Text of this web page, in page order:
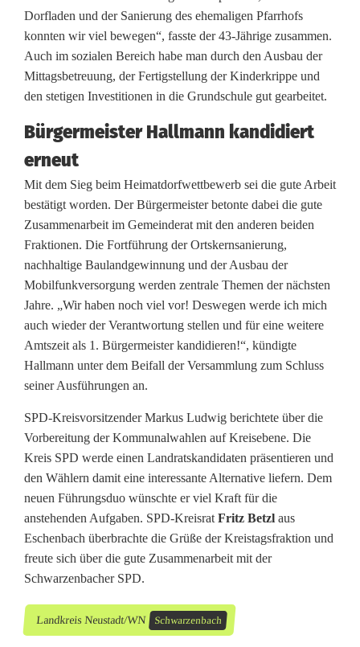
Dorfladen und der Sanierung des ehemaligen Pfarrhofs
konnten wir viel bewegen“, fasste der 43-Jährige zusammen.
Auch im sozialen Bereich habe man durch den Ausbau der
Mittagsbetreuung, der Fertigstellung der Kinderkrippe und
den stetigen Investitionen in die Grundschule gut gearbeitet.
Bürgermeister Hallmann kandidiert
erneut
Mit dem Sieg beim Heimatdorfwettbewerb sei die gute Arbeit
bestätigt worden. Der Bürgermeister betonte dabei die gute
Zusammenarbeit im Gemeinderat mit den anderen beiden
Fraktionen. Die Fortführung der Ortskernsanierung,
nachhaltige Baulandgewinnung und der Ausbau der
Mobilfunkversorgung werden zentrale Themen der nächsten
Jahre. „Wir haben noch viel vor! Deswegen werde ich mich
auch wieder der Verantwortung stellen und für eine weitere
Amtszeit als 1. Bürgermeister kandidieren!“, kündigte
Hallmann unter dem Beifall der Versammlung zum Schluss
seiner Ausführungen an.
SPD-Kreisvorsitzender Markus Ludwig berichtete über die
Vorbereitung der Kommunalwahlen auf Kreisebene. Die
Kreis SPD werde einen Landratskandidaten präsentieren und
den Wählern damit eine interessante Alternative liefern. Dem
neuen Führungsduo wünschte er viel Kraft für die
anstehenden Aufgaben. SPD-Kreisrat Fritz Betzl aus
Eschenbach überbrachte die Grüße der Kreistagsfraktion und
freute sich über die gute Zusammenarbeit mit der
Schwarzenbacher SPD.
Landkreis Neustadt/WN Schwarzenbach